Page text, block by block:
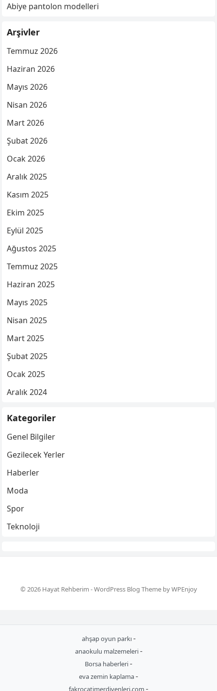
Abiye pantolon modelleri
Arşivler
Temmuz 2026
Haziran 2026
Mayıs 2026
Nisan 2026
Mart 2026
Şubat 2026
Ocak 2026
Aralık 2025
Kasım 2025
Ekim 2025
Eylül 2025
Ağustos 2025
Temmuz 2025
Haziran 2025
Mayıs 2025
Nisan 2025
Mart 2025
Şubat 2025
Ocak 2025
Aralık 2024
Kategoriler
Genel Bilgiler
Gezilecek Yerler
Haberler
Moda
Spor
Teknoloji
© 2026 Hayat Rehberim -WordPress Blog ThemebyWPEnjoy
ahşap oyun parkı-
anaokulu malzemeleri-
Borsa haberleri-
eva zemin kaplama-
fakrocatimerdivenleri.com -